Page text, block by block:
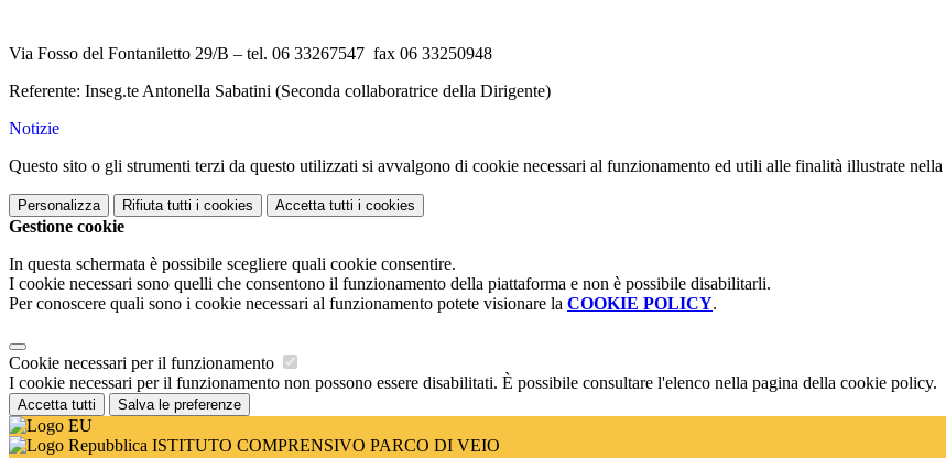
Via Fosso del Fontaniletto 29/B – tel. 06 33267547 fax 06 33250948
Referente: Inseg.te Antonella Sabatini (Seconda collaboratrice della Dirigente)
Notizie
Questo sito o gli strumenti terzi da questo utilizzati si avvalgono di cookie necessari al funzionamento ed utili alle finalità illustrate nella
Personalizza Rifiuta tutti i cookies Accetta tutti i cookies
Gestione cookie
In questa schermata è possibile scegliere quali cookie consentire.
I cookie necessari sono quelli che consentono il funzionamento della piattaforma e non è possibile disabilitarli.
Per conoscere quali sono i cookie necessari al funzionamento potete visionare la COOKIE POLICY.
Cookie necessari per il funzionamento
I cookie necessari per il funzionamento non possono essere disabilitati. È possibile consultare l'elenco nella pagina della cookie policy.
Accetta tutti Salva le preferenze
ISTITUTO COMPRENSIVO PARCO DI VEIO